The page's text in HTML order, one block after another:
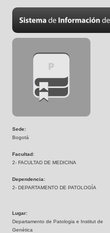
Sede:
Bogotá
Facultad:
2- FACULTAD DE MEDICINA
Dependencia:
2- DEPARTAMENTO DE PATOLOGÍA
Lugar:
Departamento de Patologia e Institut de
Genètica